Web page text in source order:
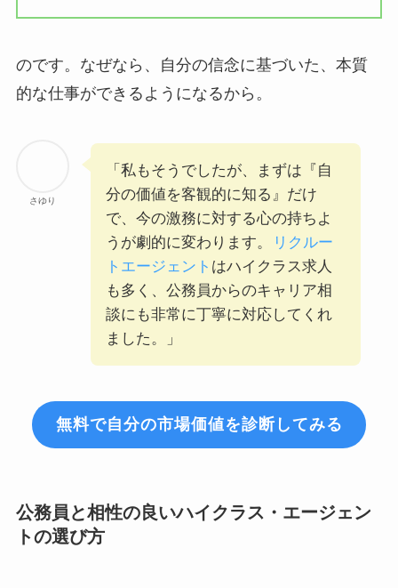
のです。なぜなら、自分の信念に基づいた、本質
的な仕事ができるようになるから。
さゆり
「私もそうでしたが、まずは『自
分の価値を客観的に知る』だけ
で、今の激務に対する心の持ちよ
うが劇的に変わります。
リクルー
トエージェント はハイクラス求人
も多く、公務員からのキャリア相
談にも非常に丁寧に対応してくれ
ました。」
無料で自分の市場価値を診断してみる
公務員と相性の良いハイクラス・エージェン
トの選び方